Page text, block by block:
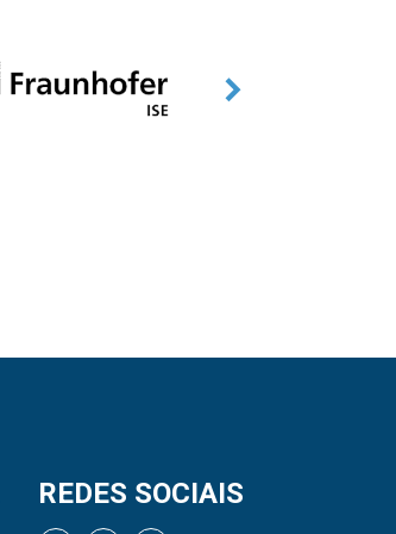
REDES SOCIAIS